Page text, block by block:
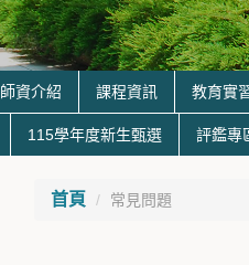
師資介紹 課程資訊 教育實
115學年度新生甄選 評鑑專
首頁 常見問題